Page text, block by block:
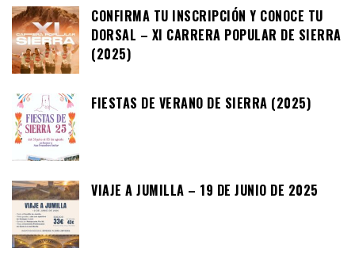
CONFIRMA TU INSCRIPCIÓN Y CONOCE TU
DORSAL – XI CARRERA POPULAR DE SIERRA
(2025)
FIESTAS DE VERANO DE SIERRA (2025)
VIAJE A JUMILLA – 19 DE JUNIO DE 2025